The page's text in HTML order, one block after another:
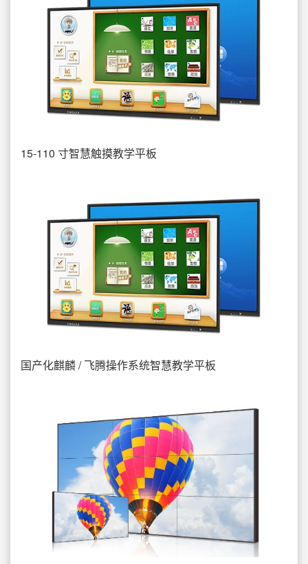
15-110 寸智慧触摸教学平板
国产化麒麟 / 飞腾操作系统智慧教学平板